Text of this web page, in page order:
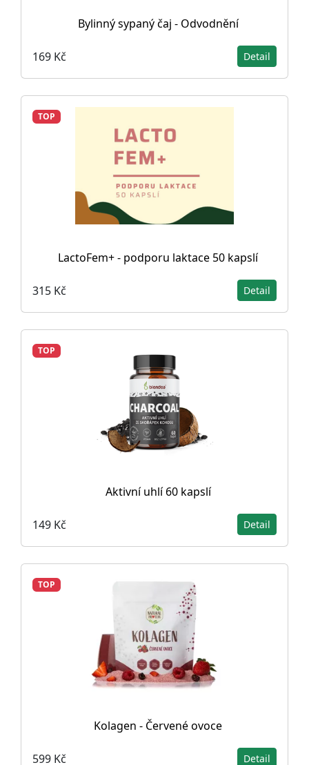
Bylinný sypaný čaj - Odvodnění
169 Kč Detail
TOP
LactoFem+ - podporu laktace 50 kapslí
315 Kč Detail
TOP
Aktivní uhlí 60 kapslí
149 Kč Detail
TOP
Kolagen - Červené ovoce
599 Kč Detail